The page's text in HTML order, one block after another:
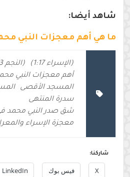
شاهد أيضا:
ما هي أهم معجزات النبي
(الإسراء 1:17)
(النجم 53 :7-17)
أهم معجزات النبي
المسجد الأقصى
سدرة المنتهى
شق صدر النبي محمد
معجزة الإسراء
شاركنا:
X فيس بوك LinkedIn